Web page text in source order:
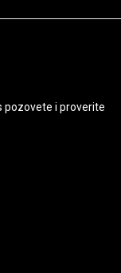
pozovete i proverite